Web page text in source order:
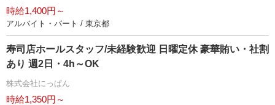
時給1,400円～
アルバイト・パート / 東京都
寿司店ホールスタッフ/未経験歓迎 日曜定休 豪華賄い・社割
あり 週2日・4h～OK
株式会社にっぱん
時給1,350円～